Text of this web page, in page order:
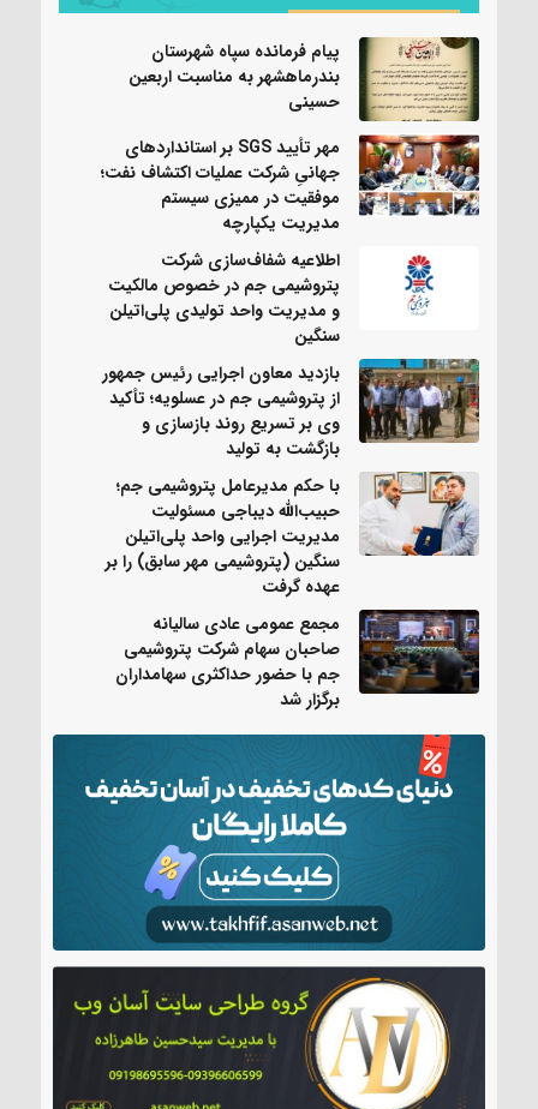
پیام فرمانده سپاه شهرستان
بندرماهشهر به مناسبت اربعین
حسینی
مهر تأیید SGS بر استانداردهای
جهانیِ شرکت عملیات اکتشاف نفت؛
موفقیت در ممیزی سیستم
مدیریت یکپارچه
اطلاعیه شفاف‌سازی شرکت
پتروشیمی جم در خصوص مالکیت
و مدیریت واحد تولیدی پلی‌اتیلن
سنگین
بازدید معاون اجرایی رئیس جمهور
از پتروشیمی جم در عسلویه؛ تأکید
وی بر تسریع روند بازسازی و
بازگشت به تولید
با حکم مدیرعامل پتروشیمی جم؛
حبیب‌الله دیباجی مسئولیت
مدیریت اجرایی واحد پلی‌اتیلن
سنگین (پتروشیمی مهر سابق) را بر
عهده گرفت
مجمع عمومی عادی سالیانه
صاحبان سهام شرکت پتروشیمی
جم با حضور حداکثری سهامداران
برگزار شد